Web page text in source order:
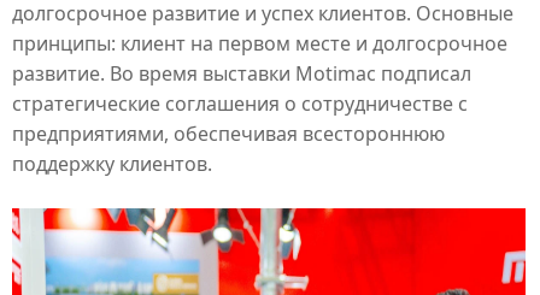
долгосрочное развитие и успех клиентов. Основные
принципы: клиент на первом месте и долгосрочное
развитие. Во время выставки Motimac подписал
стратегические соглашения о сотрудничестве с
предприятиями, обеспечивая всестороннюю
поддержку клиентов.